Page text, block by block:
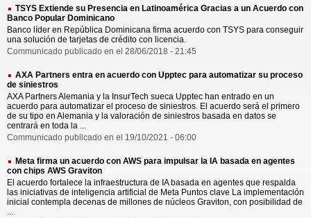
TSYS Extiende su Presencia en Latinoamérica Gracias a un Acuerdo con
Banco Popular Dominicano
Banco líder en República Dominicana firma acuerdo con TSYS para conseguir
una solución de tarjetas de crédito con licencia.
Communicado publicado en el 28/06/2018 - 21:45
AXA Partners entra en acuerdo con Upptec para automatizar su proceso
de siniestros
AXA Partners Alemania y la InsurTech sueca Upptec han entrado en un
acuerdo para automatizar el proceso de siniestros. El acuerdo será el primero
de su tipo en Alemania y la valoración de siniestros basada en datos se
centrará en toda la ...
Communicado publicado en el 19/10/2021 - 06:00
Meta firma un acuerdo con AWS para impulsar la IA basada en agentes
con chips AWS Graviton
El acuerdo fortalece la infraestructura de IA basada en agentes que respalda
las iniciativas de inteligencia artificial de Meta Puntos clave La implementación
inicial contempla decenas de millones de núcleos Graviton, con posibilidad de
...